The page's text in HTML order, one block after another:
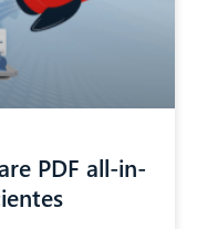
PDF all-in-